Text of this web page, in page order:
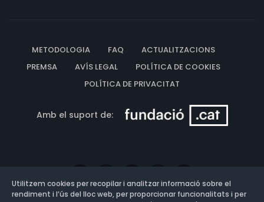
METODOLOGIA FAQ
ACTUALITZACIONS
PREMSA
AVÍS LEGAL
POLÍTICA DE COOKIES
POLÍTICA DE PRIVACITAT
Amb el suport de:
Utilitzem cookies per recopilar i analitzar informació sobre el
rendiment i l’ús del lloc web, per proporcionar funcionalitats i per